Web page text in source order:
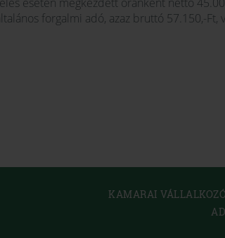
forgalmi adó, azaz bruttó 57.150,-Ft,
KAMARAI